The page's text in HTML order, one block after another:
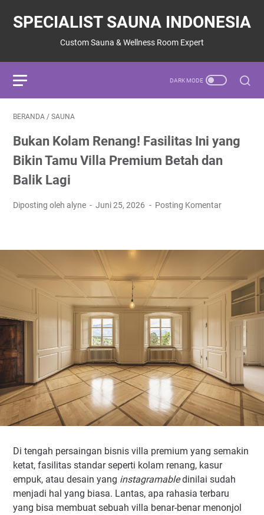
SPECIALIST SAUNA INDONESIA
Custom Sauna & Wellness Room Expert
BERANDA / SAUNA
Bukan Kolam Renang! Fasilitas Ini yang
Bikin Tamu Villa Premium Betah dan
Balik Lagi
Diposting oleh alyne Juni 25, 2026 Posting Komentar
Di tengah persaingan bisnis villa premium yang semakin
ketat, fasilitas standar seperti kolam renang, kasur
empuk, atau desain yang instagramabledinilai sudah
menjadi hal yang biasa. Lantas, apa rahasia terbaru
yang bisa membuat sebuah villa benar-benar menonjol